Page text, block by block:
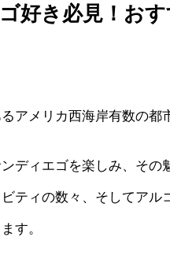
好き必見！お
アメリカ西海岸有数の
ィエゴを楽しみ、その
ィの数々、そしてアル
す。